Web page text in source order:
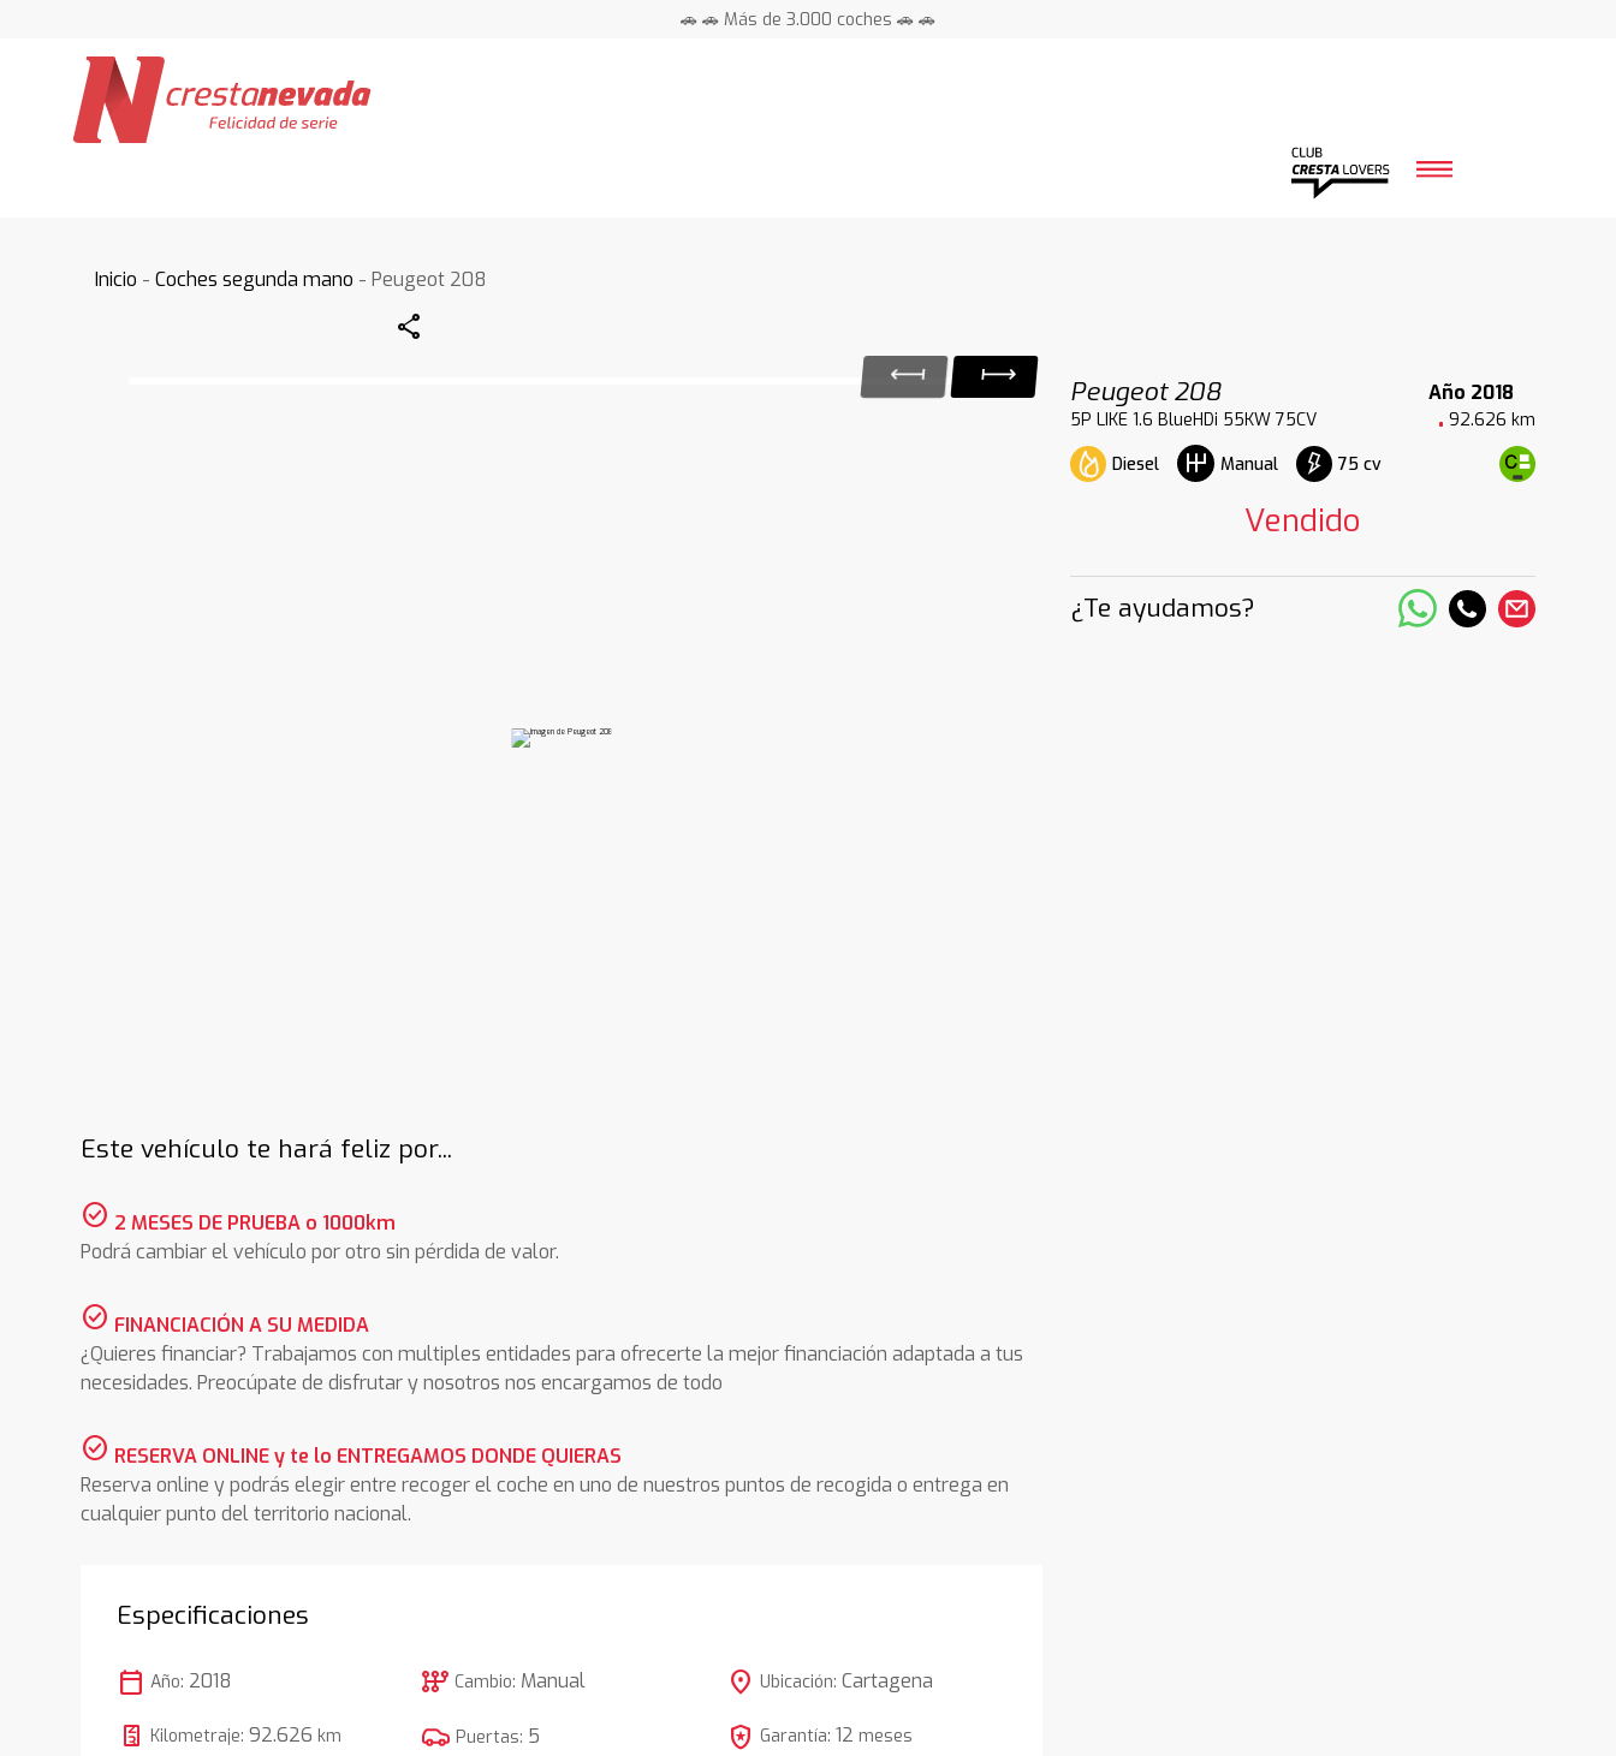
🚗 🚗 Más de 3.000 coches 🚗 🚗
Inicio -Coches segunda mano - Peugeot 208
Share
Peugeot 208
Año 2018
5P LIKE 1.6 BlueHDi 55KW 75CV
92.626 km
Diesel
Manual 75 cv
Vendido
¿Te ayudamos?
Este vehículo te hará feliz por...
check_circle 2 MESES DE PRUEBA o 1000km
Podrá cambiar el vehículo por otro sin pérdida de valor.
check_circle FINANCIACIÓN A SU MEDIDA
¿Quieres financiar? Trabajamos con multiples entidades para ofrecerte la mejor financiación adaptada a tus
necesidades. Preocúpate de disfrutar y nosotros nos encargamos de todo
check_circle RESERVA ONLINE y te lo ENTREGAMOS DONDE QUIERAS
Reserva online y podrás elegir entre recoger el coche en uno de nuestros puntos de recogida o entrega en
cualquier punto del territorio nacional.
Especificaciones
calendar_today Año: 2018
Kilometraje:92.626 km
auto_transmission Cambio: Manual
Puertas: 5
location_on Ubicación: Cartagena
local_police Garantía: 12 meses